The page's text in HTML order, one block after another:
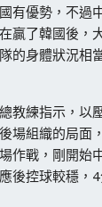
有優勢，不過
贏了韓國後，
的身體狀況相
教練指示，以
場組織的局面
作戰，剛開始
後控球較穩，